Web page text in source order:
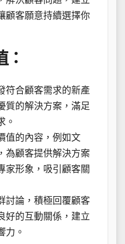
顧客願意持續選擇你
符合顧客需求的新產
質的解決方案，滿足
。
值的內容，例如文
為顧客提供解決方案
家形象，吸引顧客關
討論，積極回覆顧客
好的互動關係，建立
力。